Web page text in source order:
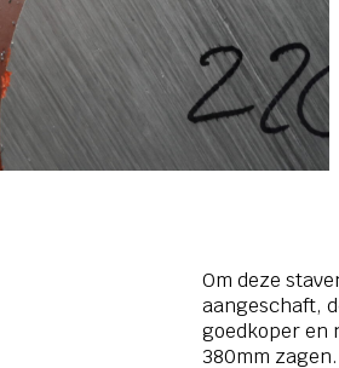
Om deze
aangeschaft,
goedkoper en
380mm zagen.